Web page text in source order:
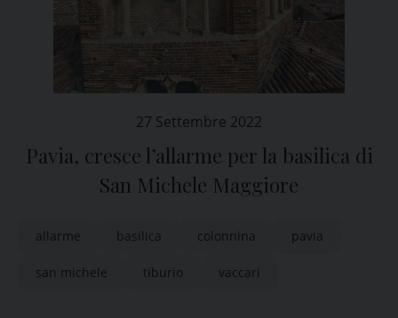
27 Settembre 2022
Pavia, cresce l’allarme per la basilica di
San Michele Maggiore
allarme basilica colonnina pavia
san michele tiburio vaccari